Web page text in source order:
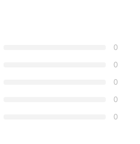
0
0
0
0
0